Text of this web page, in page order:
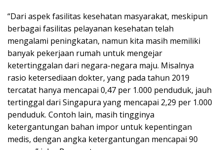
“Dari aspek fasilitas kesehatan masyarakat, meskipun
berbagai fasilitas pelayanan kesehatan telah
mengalami peningkatan, namun kita masih memiliki
banyak pekerjaan rumah untuk mengejar
ketertinggalan dari negara-negara maju. Misalnya
rasio ketersediaan dokter, yang pada tahun 2019
tercatat hanya mencapai 0,47 per 1.000 penduduk, jauh
tertinggal dari Singapura yang mencapai 2,29 per 1.000
penduduk. Contoh lain, masih tingginya
ketergantungan bahan impor untuk kepentingan
medis, dengan angka ketergantungan mencapai 90